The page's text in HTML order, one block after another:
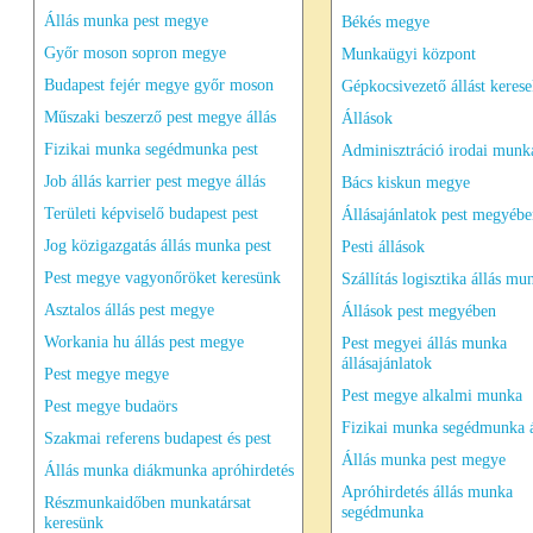
Állás munka pest megye
Győr moson sopron megye
Budapest fejér megye győr moson
Műszaki beszerző pest megye állás
Fizikai munka segédmunka pest
Job állás karrier pest megye állás
Területi képviselő budapest pest
Jog közigazgatás állás munka pest
Pest megye vagyonőröket keresünk
Asztalos állás pest megye
Workania hu állás pest megye
Pest megye megye
Pest megye budaörs
Szakmai referens budapest és pest
Állás munka diákmunka apróhirdetés
Részmunkaidőben munkatársat
keresünk
Békés megye
Munkaügyi központ
Gépkocsivezető állást
Állások
Adminisztráció irodai
Bács kiskun megye
Állásajánlatok pest
Pesti állások
Szállítás logisztika állás
Állások pest megyében
Pest megyei állás munka
állásajánlatok
Pest megye alkalmi munka
Fizikai munka segédmunka
Állás munka pest megye
Apróhirdetés állás munka
segédmunka